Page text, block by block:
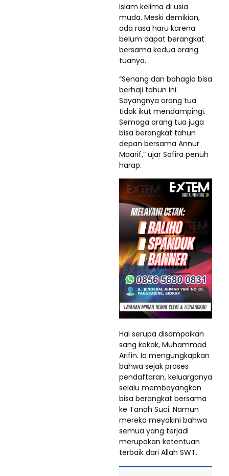
Islam kelima di usia
muda. Meski demikian,
ada rasa haru karena
belum dapat berangkat
bersama kedua orang
tuanya.
“Senang dan bahagia bisa
berhaji tahun ini.
Sayangnya orang tua
tidak ikut mendampingi.
Semoga orang tua juga
bisa berangkat tahun
depan bersama Annur
Maarif,” ujar Safira penuh
harap.
Hal serupa disampaikan
sang kakak, Muhammad
Arifin. Ia mengungkapkan
bahwa sejak proses
pendaftaran, keluarganya
selalu membayangkan
bisa berangkat bersama
ke Tanah Suci. Namun
mereka meyakini bahwa
semua yang terjadi
merupakan ketentuan
terbaik dari Allah SWT.